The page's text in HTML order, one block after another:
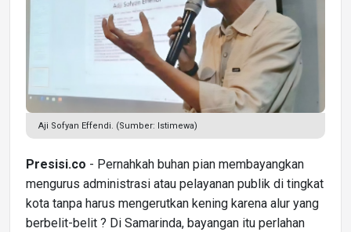
Aji Sofyan Effendi. (Sumber: Istimewa)
Presisi.co - Pernahkah buhan pian membayangkan
mengurus administrasi atau pelayanan publik di tingkat
kota tanpa harus mengerutkan kening karena alur yang
berbelit-belit ? Di Samarinda, bayangan itu perlahan